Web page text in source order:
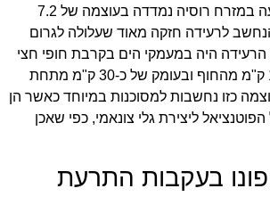
רעידת האדמה שפגעה במזרח רוסיה נמדדה בעוצמה של 7.2
לרעידה חזקה מאוד שעלולה לגרום
הרעידה היה במעמקי הים בקרבת חופי חצי
האי קמצ'טקה, כ-150 ק"מ מהחוף ובעומק של כ-30 ק"מ מתחת
כזו נחשבות למסוכנות במיוחד כאשר הן
ליצירת גלי צונאמי, כפי שאכן
פונו בעקבות התרעת